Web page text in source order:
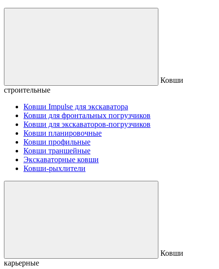
Ковши
строительные
Ковши Impulse для экскаватора
Ковши для фронтальных погрузчиков
Ковши для экскаваторов-погрузчиков
Ковши планировочные
Ковши профильные
Ковши траншейные
Экскаваторные ковши
Ковши-рыхлители
Ковши
карьерные